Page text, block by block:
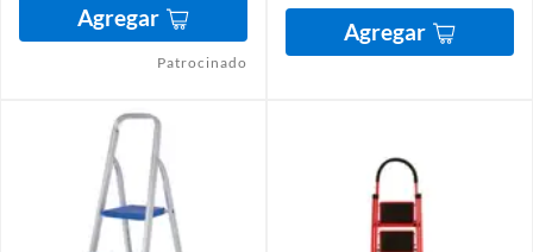
Agregar
Patrocinado
Agregar